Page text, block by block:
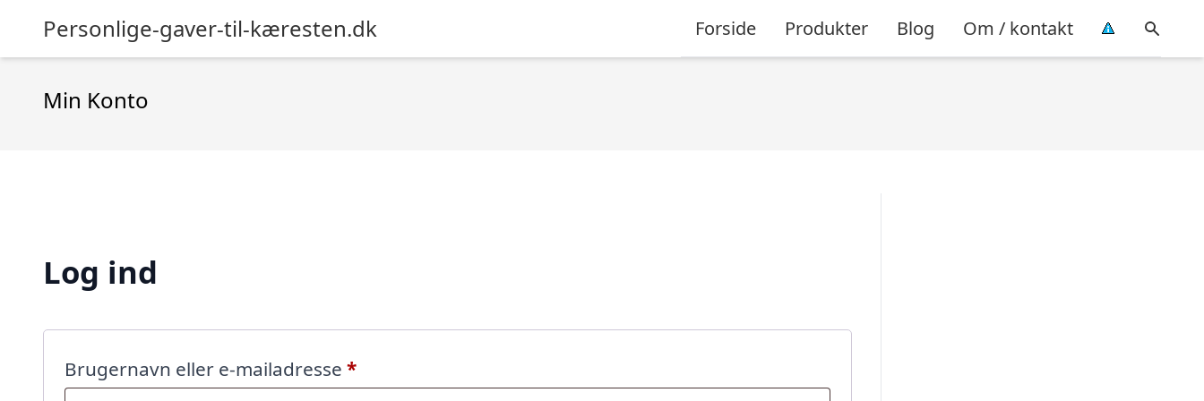
Personlige-gaver-til-kæresten.dk Forside Produkter Blog Om / kontakt
Min Konto
Log ind
Brugernavn eller e-mailadresse *Påkrævet